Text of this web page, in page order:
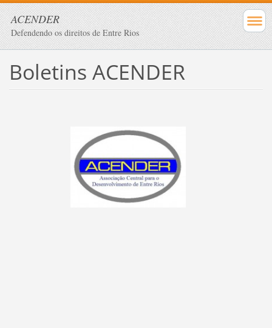
ACENDER
Defendendo os direitos de Entre Rios
Boletins ACENDER